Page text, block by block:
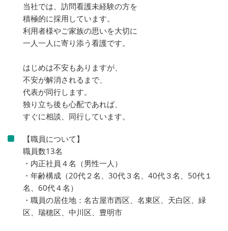
当社では、訪問看護未経験の方を
積極的に採用しています。
利用者様やご家族の思いを大切に
一人一人に寄り添う看護です。
はじめは不安もありますが、
不安が解消されるまで、
代表が同行します。
独り立ち後も心配であれば、
すぐに相談、同行しています。
【職員について】
職員数13名
・内正社員４名（男性一人）
・年齢構成（20代２名、30代３名、40代３名、50代１
名、60代４名）
・職員の居住地：名古屋市西区、名東区、天白区、緑
区、瑞穂区、中川区、豊明市